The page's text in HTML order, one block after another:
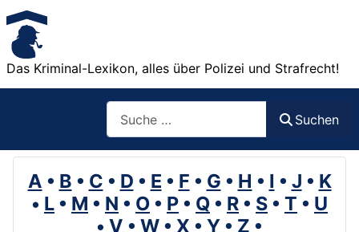
Das Kriminal-Lexikon, alles über Polizei und Strafrecht!
Suchen
A • B • C • D • E • F • G • H • I • J • K
• L • M • N • O • P • Q • R • S • T • U
• V • W • X • Y • Z •